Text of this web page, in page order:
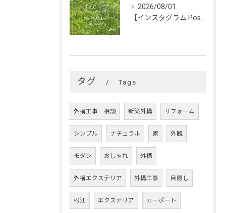
2026/08/01
タグ Tags
外構工事 相談 新築外構 リフォーム
シンプル ナチュラル 家 外観
モダン おしゃれ 外構
外構エクステリア 外構工事 目隠し
松江 エクステリア カーポート